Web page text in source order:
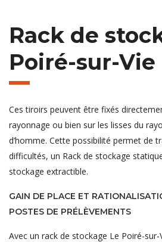
Rack de
Poiré-sur-Vie
Ces tiroirs peuvent être fixés
rayonnage ou bien sur les lisses du
d’homme. Cette possibilité permet de
difficultés, un Rack de stockage
stockage extractible.
GAIN DE PLACE ET
POSTES DE PRÉLÈVEMENTS
Avec un rack de stockage Le Poiré-